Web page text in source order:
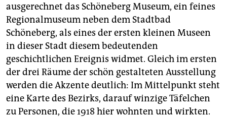
ausgerechnet das Schöneberg Museum, ein feines
Regionalmuseum neben dem Stadtbad
Schöneberg, als eines der ersten kleinen Museen
in dieser Stadt diesem bedeutenden
geschichtlichen Ereignis widmet. Gleich im ersten
der drei Räume der schön gestalteten Ausstellung
werden die Akzente deutlich: Im Mittelpunkt steht
eine Karte des Bezirks, dar­auf winzige Täfelchen
zu Personen, die 1918 hier wohnten und wirkten.